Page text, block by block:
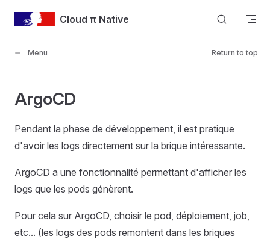
Skip to contentCloud π Native
Menu Return to top
ArgoCD
Pendant la phase de développement, il est pratique
d'avoir les logs directement sur la brique intéressante.
ArgoCD a une fonctionnalité permettant d'afficher les
logs que les pods génèrent.
Pour cela sur ArgoCD, choisir le pod, déploiement, job,
etc... (les logs des pods remontent dans les briques